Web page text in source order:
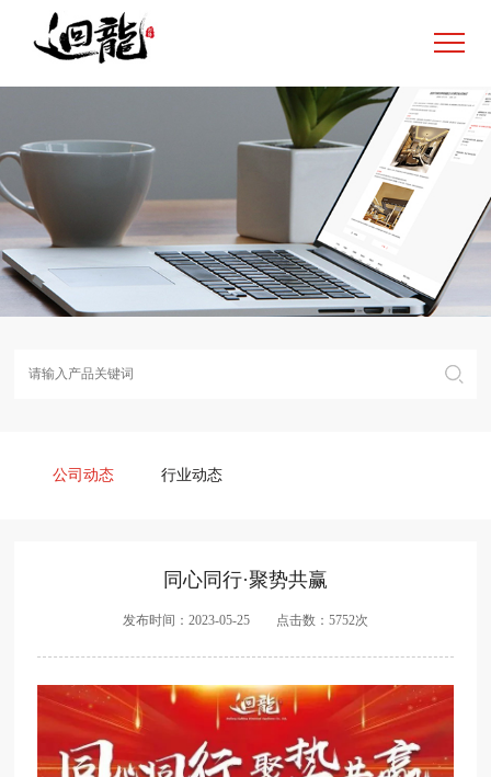
公司动态 行业动态
同心同行·聚势共赢
发布时间：2023-05-25 点击数：5752次